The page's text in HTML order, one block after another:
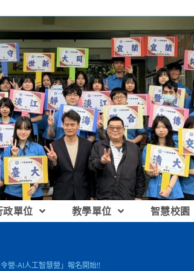
政單位 教學單位 智慧校園
營-AI人工智慧營」報名開始!!